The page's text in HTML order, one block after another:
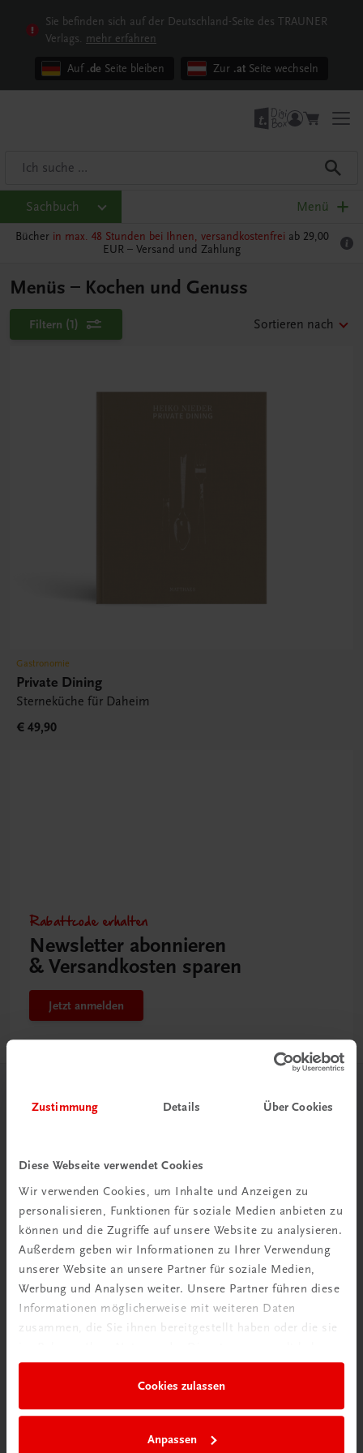
Zustimmung Details Über Cookies
Diese Webseite verwendet Cookies
Wir verwenden Cookies, um Inhalte und Anzeigen zu
personalisieren, Funktionen für soziale Medien anbieten zu
können und die Zugriffe auf unsere Website zu analysieren.
Außerdem geben wir Informationen zu Ihrer Verwendung
unserer Website an unsere Partner für soziale Medien,
Werbung und Analysen weiter. Unsere Partner führen diese
Informationen möglicherweise mit weiteren Daten
zusammen, die Sie ihnen bereitgestellt haben oder die sie
Cookies zulassen
Anpassen
Sie befinden sich auf der Deutschland-Seite des TRAUNER
Verlags. mehr erfahren
Auf .de Seite bleiben Zur .at Seite wechseln
Sachbuch Menü
Bücher in max. 48 Stunden bei Ihnen, versandkostenfrei ab 29,00
EUR – Versand und Zahlung
Menüs – Kochen und Genuss
Filtern (1) Sortieren nach
Gastronomie
Private Dining
Sterneküche für Daheim
€ 49,90
Rabattcode erhalten
Newsletter abonnieren
& Versandkosten sparen
Jetzt anmelden
Herzlich willkommen bei TRAUNER!
Wir über uns
Familienunternehmen mit 80 Mitarbeiterinnen und
Mitarbeitern, die eines verbindet: Begeisterung für unsere
Produkte.
mehr erfahren
Wir sind gerne für Sie da
TRAUNER Verlag + Buchservice GmbH